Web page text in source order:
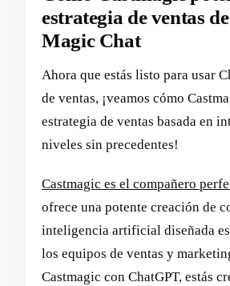
estrategia de ventas
Magic Chat
Ahora que estás listo para usar
de ventas, ¡veamos cómo
estrategia de ventas basada en
niveles sin precedentes!
Castmagic es el compañero
ofrece una potente creación de
inteligencia artificial diseñada
los equipos de ventas y
Castmagic con ChatGPT, estás